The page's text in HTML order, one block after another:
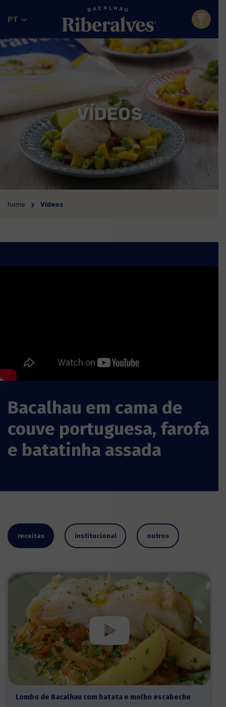
PT
VÍDEOS
home Vídeos
Bacalhau em cama de
couve portuguesa, farofa
e batatinha assada
receitas institucional outros
Lombo de Bacalhau com batata e molho escabeche